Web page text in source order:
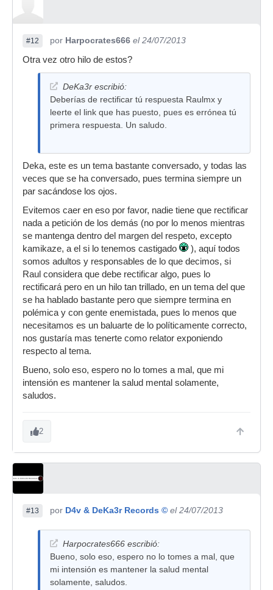
#12 por Harpocrates666 el 24/07/2013
Otra vez otro hilo de estos?
DeKa3r escribió:
Deberías de rectificar tú respuesta Raulmx y
leerte el link que has puesto, pues es errónea tú
primera respuesta. Un saludo.
Deka, este es un tema bastante conversado, y todas las
veces que se ha conversado, pues termina siempre un
par sacándose los ojos.
Evitemos caer en eso por favor, nadie tiene que rectificar
nada a petición de los demás (no por lo menos mientras
se mantenga dentro del margen del respeto, excepto
kamikaze, a el si lo tenemos castigado
), aquí todos
somos adultos y responsables de lo que decimos, si
Raul considera que debe rectificar algo, pues lo
rectificará pero en un hilo tan trillado, en un tema del que
se ha hablado bastante pero que siempre termina en
polémica y con gente enemistada, pues lo menos que
necesitamos es un baluarte de lo políticamente correcto,
nos gustaría mas tenerte como relator exponiendo
respecto al tema.
Bueno, solo eso, espero no lo tomes a mal, que mi
intensión es mantener la salud mental solamente,
saludos.
2
#13 por D4v & DeKa3r Records © el 24/07/2013
Harpocrates666 escribió:
Bueno, solo eso, espero no lo tomes a mal, que
mi intensión es mantener la salud mental
solamente, saludos.